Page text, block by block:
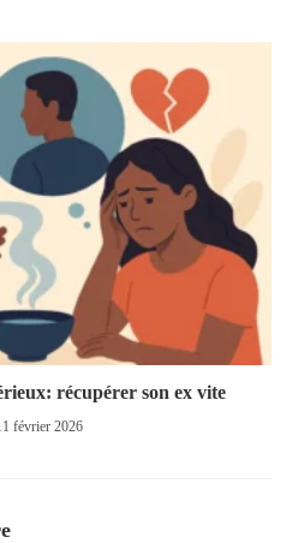
récupérer son ex vite
février 2026